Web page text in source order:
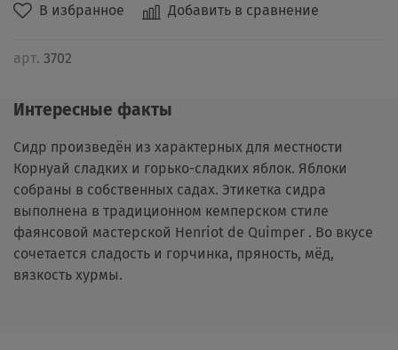
В избранное Добавить в сравнение
арт. 3702
Интересные факты
Сидр произведён из характерных для местности
Корнуай сладких и горько-сладких яблок. Яблоки
собраны в собственных садах. Этикетка сидра
выполнена в традиционном кемперском стиле
фаянсовой мастерской Henriot de Quimper . Во вкусе
сочетается сладость и горчинка, пряность, мёд,
вязкость хурмы.